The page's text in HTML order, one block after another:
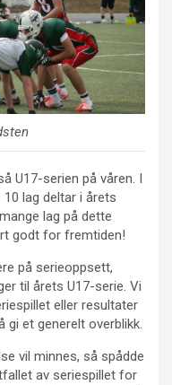
U17-serien på våren. I
lag deltar i årets
lag på dette
godt for fremtiden!
på serieoppsett,
til årets U17-serie. Vi
eller resultater
gi et generelt overblikk.
vil minnes, så spådde
av seriespillet for